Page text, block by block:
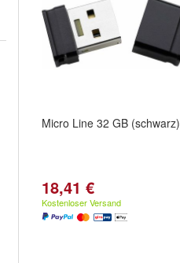
Micro Line 32 GB (schwarz)
18,41 €
Kostenloser Versand